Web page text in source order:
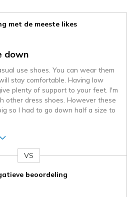
met de meeste likes
down
use shoes. You can wear them
stay comfortable. Having low
plenty of support to your feet. I'm
other dress shoes. However these
so I had to go down half a size to
VS
beoordeling